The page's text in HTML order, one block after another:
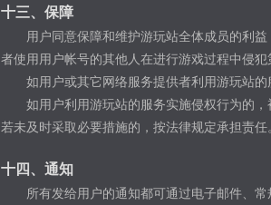
十三、保障
用户同意保障和维护游玩站全体成员的利
者使用用户帐号的其他人在进行游戏过程中侵
如用户或其它网络服务提供者利用游玩站
如用户利用游玩站的服务实施侵权行为的
若未及时采取必要措施的，按法律规定承担责任
十四、通知
所有发给用户的通知都可通过电子邮件、